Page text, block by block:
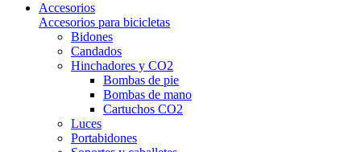
Accesorios
Accesorios para bicicletas
Bidones
Candados
Hinchadores y CO2
Bombas de pie
Bombas de mano
Cartuchos CO2
Luces
Portabidones